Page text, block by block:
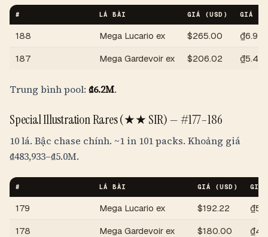
# LÁ BÀI GIÁ (USD) GIÁ (
188 Mega Lucario ex $265.00
₫6.9M
187
Mega Gardevoir ex $206.02 ₫5.4M
Trung bình pool: ₫6.2M.
Special Illustration Rares (★★ SIR) —#177–186
10 lá. Bậc chase chính. ~1 in 101 packs. Khoảng giá
₫483,933–₫5.0M.
# LÁ BÀI GIÁ (USD) GIÁ
179 Mega Lucario ex $192.22
178
Mega Gardevoir ex $180.00